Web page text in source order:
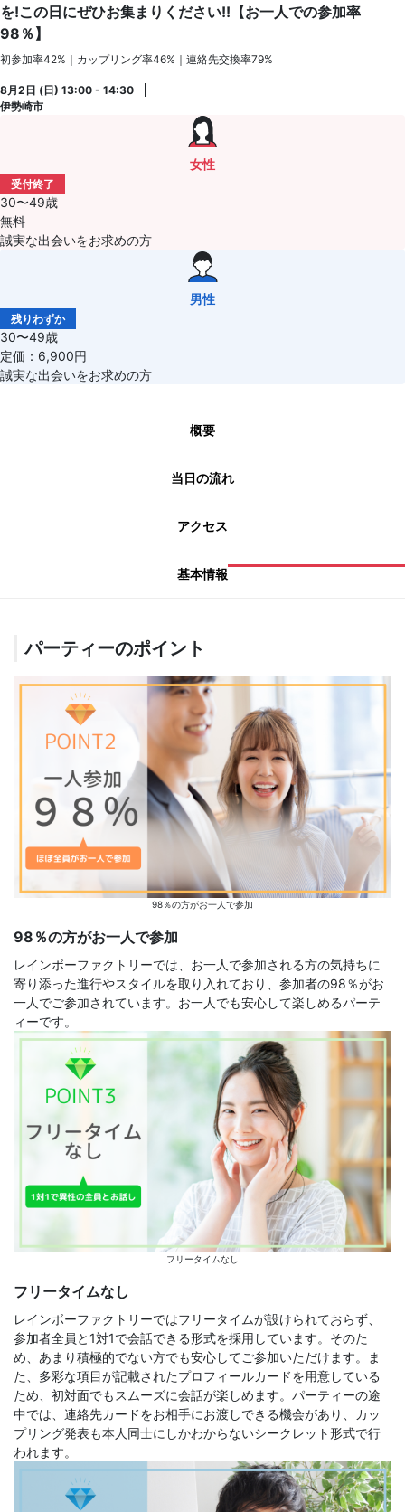
を!この日にぜひお集まりください!!【お一人での参加率
98％】
初参加率42%｜カップリング率46%｜連絡先交換率79%
8月2日 (日) 13:00 - 14:30
伊勢崎市
女性
受付終了
30〜49歳
無料
誠実な出会いをお求めの方
男性
残りわずか
30〜49歳
定価：6,900円
誠実な出会いをお求めの方
概要
当日の流れ
アクセス
基本情報
パーティーのポイント
98％の方がお一人で参加
98％の方がお一人で参加
レインボーファクトリーでは、お一人で参加される方の気持ちに
寄り添った進行やスタイルを取り入れており、参加者の98％がお
一人でご参加されています。お一人でも安心して楽しめるパーテ
ィーです。
フリータイムなし
フリータイムなし
レインボーファクトリーではフリータイムが設けられておらず、
参加者全員と1対1で会話できる形式を採用しています。そのた
め、あまり積極的でない方でも安心してご参加いただけます。ま
た、多彩な項目が記載されたプロフィールカードを用意している
ため、初対面でもスムーズに会話が楽しめます。パーティーの途
中では、連絡先カードをお相手にお渡しできる機会があり、カッ
プリング発表も本人同士にしかわからないシークレット形式で行
われます。